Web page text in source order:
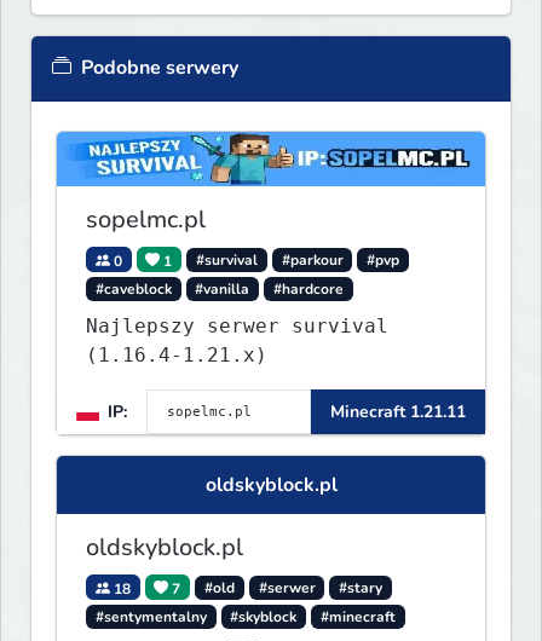
Podobne serwery
sopelmc.pl
0 1 #survival #parkour
#pvp
#caveblock
#vanilla #hardcore
Najlepszy serwer survival
(1.16.4-1.21.x)
IP: Minecraft 1.21.11
oldskyblock.pl
oldskyblock.pl
18 7 #old #serwer
#stary
#sentymentalny
#skyblock #minecraft